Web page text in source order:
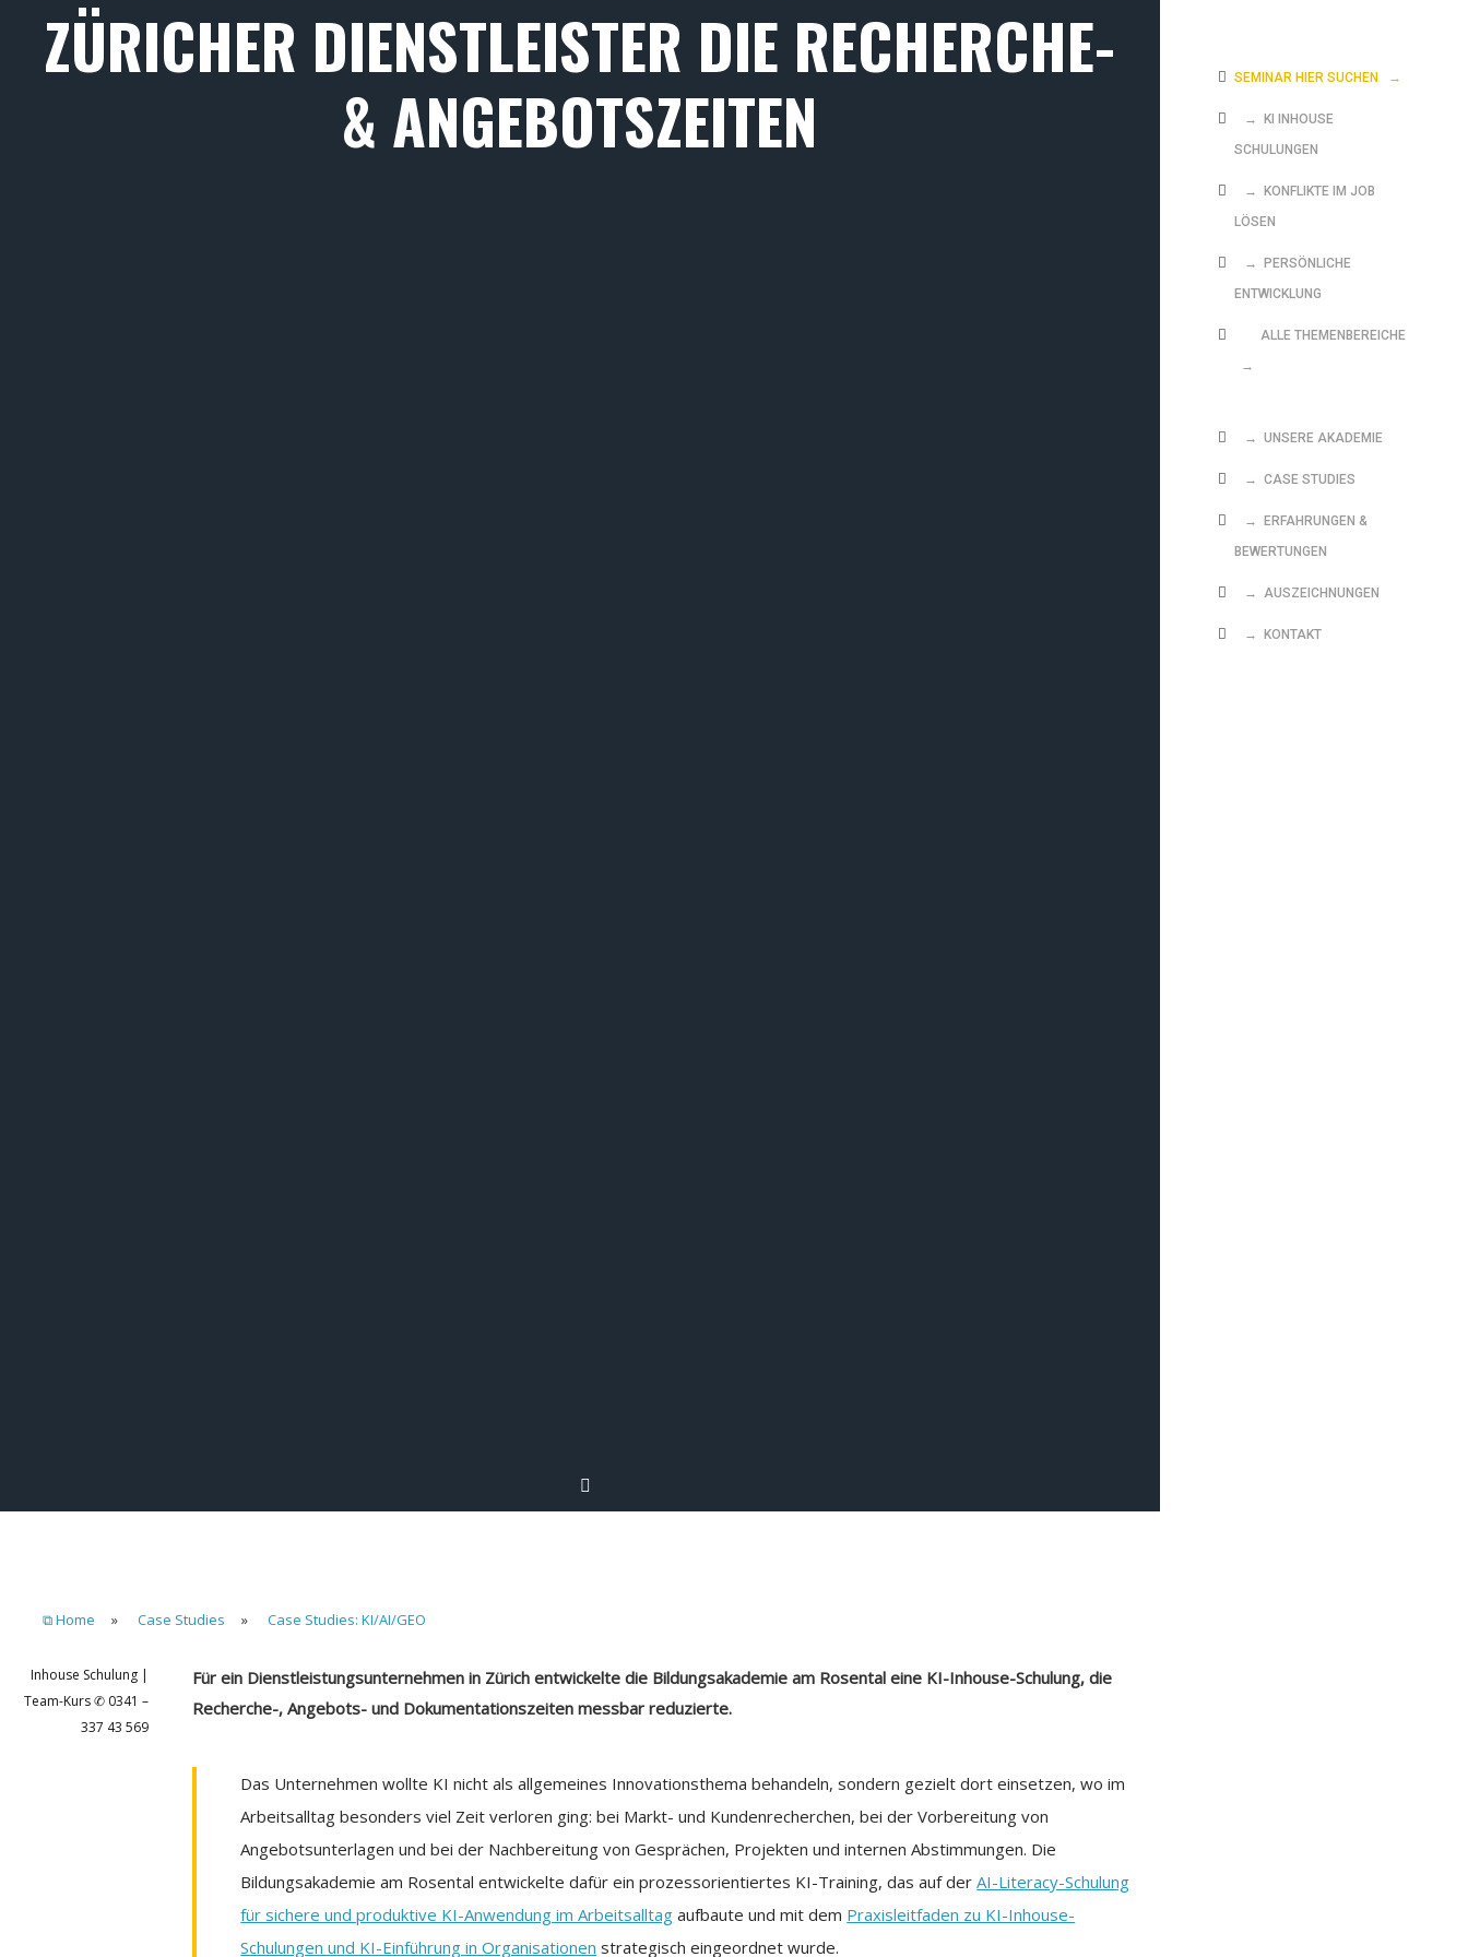
SEMINAR HIER SUCHEN →
→ KI INHOUSE
SCHULUNGEN
→ KONFLIKTE IM JOB
LÖSEN
→ PERSÖNLICHE
ENTWICKLUNG
ALLE THEMENBEREICHE
→
→ UNSERE AKADEMIE
→ CASE STUDIES
→ ERFAHRUNGEN &
BEWERTUNGEN
→ AUSZEICHNUNGEN
→ KONTAKT
ZÜRICHER DIENSTLEISTER DIE RECHERCHE-
& ANGEBOTSZEITEN
⧉ Home » Case Studies » Case Studies: KI/AI/GEO
Inhouse Schulung |
Team-Kurs ✆ 0341 –
337 43 569
Für ein Dienstleistungsunternehmen in Zürich entwickelte die Bildungsakademie am Rosental eine KI-Inhouse-Schulung, die
Recherche-, Angebots- und Dokumentationszeiten messbar reduzierte.
Das Unternehmen wollte KI nicht als allgemeines Innovationsthema behandeln, sondern gezielt dort einsetzen, wo im
Arbeitsalltag besonders viel Zeit verloren ging: bei Markt- und Kundenrecherchen, bei der Vorbereitung von
Angebotsunterlagen und bei der Nachbereitung von Gesprächen, Projekten und internen Abstimmungen. Die
Bildungsakademie am Rosental entwickelte dafür ein prozessorientiertes KI-Training, das auf derAI-Literacy-Schulung
für sichere und produktive KI-Anwendung im Arbeitsalltag aufbaute und mit dem Praxisleitfaden zu KI-Inhouse-
Schulungen und KI-Einführung in Organisationen strategisch eingeordnet wurde.